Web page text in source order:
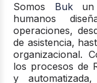
Somos Bukun
humanos
operaciones,
de asistencia,
organizacional.
los procesos de
y